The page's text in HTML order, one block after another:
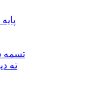
تسمه
ته